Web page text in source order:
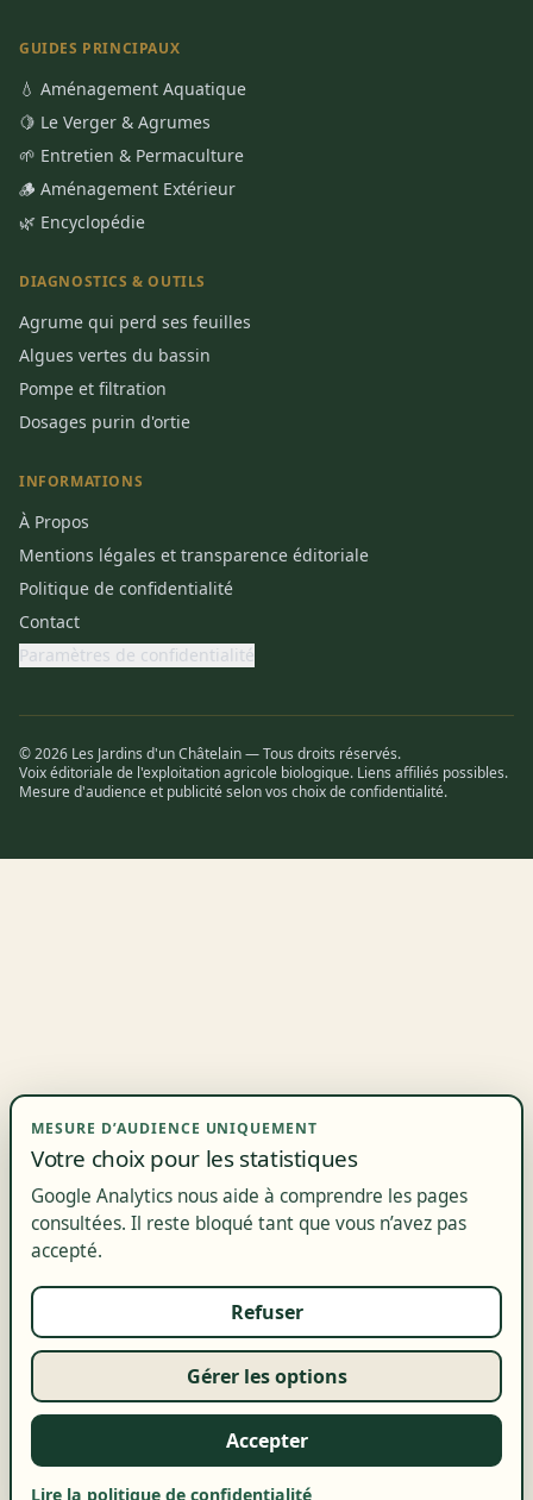
GUIDES PRINCIPAUX
💧 Aménagement Aquatique
🍋 Le Verger & Agrumes
🌱 Entretien & Permaculture
🪵 Aménagement Extérieur
🌿 Encyclopédie
DIAGNOSTICS & OUTILS
Agrume qui perd ses feuilles
Algues vertes du bassin
Pompe et filtration
Dosages purin d'ortie
INFORMATIONS
À Propos
Mentions légales et transparence éditoriale
Politique de confidentialité
Contact
Paramètres de confidentialité
© 2026 Les Jardins d'un Châtelain — Tous droits réservés.
Voix éditoriale de l'exploitation agricole biologique. Liens affiliés possibles.
Mesure d'audience et publicité selon vos choix de confidentialité.
MESURE D’AUDIENCE UNIQUEMENT
Votre choix pour les statistiques
Google Analytics nous aide à comprendre les pages
consultées. Il reste bloqué tant que vous n’avez pas
accepté.
Refuser
Gérer les options
Accepter
Lire la politique de confidentialité